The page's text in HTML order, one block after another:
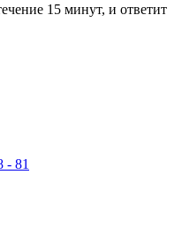
15 минут, и ответит
- 81